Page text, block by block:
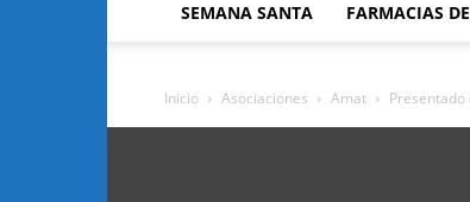
SEMANA SANTA FARMACIAS
Inicio Asociaciones Amat Presentado